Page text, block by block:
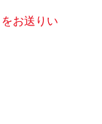
お送りい